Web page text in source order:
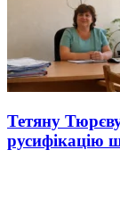
Тетяну
русифікацію